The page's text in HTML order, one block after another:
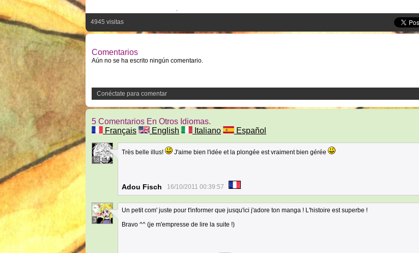
4945 visitas
Comentarios
Aún no se ha escrito ningún comentario.
Conéctate para comentar
5 Comentarios En Otros Idiomas.
Français
English Italiano Español
18
Très belle illus! J'aime bien l'idée et la plongée est vraiment bien gérée
Adou Fisch 16/10/2011 00:39:57
3
Un petit com' juste pour t'informer que jusqu'ici j'adore ton manga ! L'histoire est superbe !
Bravo ^^ (je m'empresse de lire la suite !)